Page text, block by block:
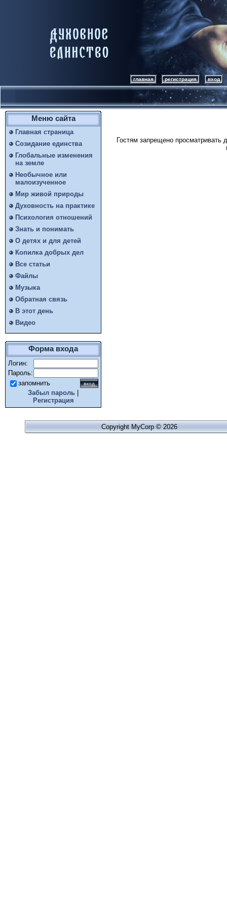
главная регистрация вход
Меню сайта
Главная страница
Созидание единства
Глобальные изменения
на земле
Необычное или
малоизученное
Мир живой природы
Духовность на практике
Психология отношений
Знать и понимать
О детях и для детей
Копилка добрых дел
Все статьи
Файлы
Музыка
Обратная связь
В этот день
Видео
Форма входа
Логин:
Пароль:
запомнить
Забыл пароль
Регистрация
Гостям запрещено просматривать
Copyright MyCorp © 2026